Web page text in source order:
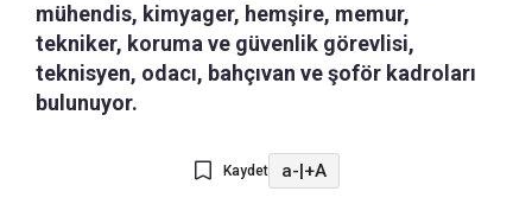
mühendis, kimyager, hemşire, memur,
tekniker, koruma ve güvenlik görevlisi,
teknisyen, odacı, bahçıvan ve şoför kadroları
bulunuyor.
Kaydet a-|+A